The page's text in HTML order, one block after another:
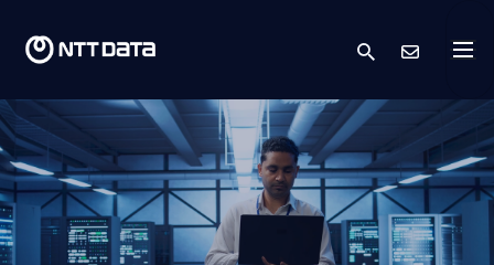
search